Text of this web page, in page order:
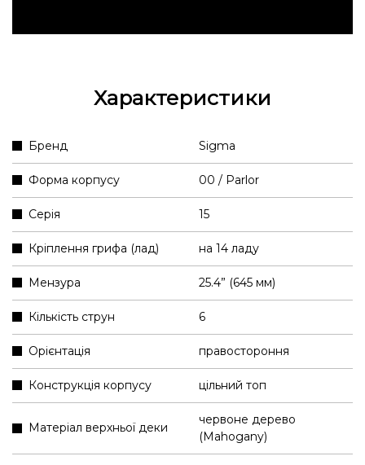
Характеристики
Бренд Sigma
Форма корпусу 00 / Parlor
Серія 15
Кріплення грифа (лад) на 14 ладу
Мензура 25.4” (645 мм)
Кількість струн 6
Орієнтація правостороння
Конструкція корпусу цільний топ
Матеріал верхньої деки
червоне дерево
(Mahogany)